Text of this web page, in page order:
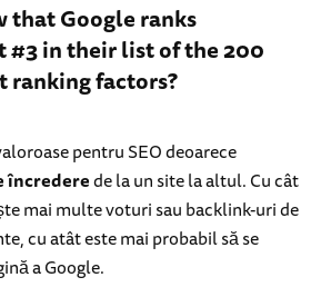
that Google ranks
#3 in their list of the 200
factors?
pentru SEO deoarece
încrederede la un site la altul. Cu cât
mai multe voturi sau backlink-uri de
cu atât este mai probabil să se
a Google.